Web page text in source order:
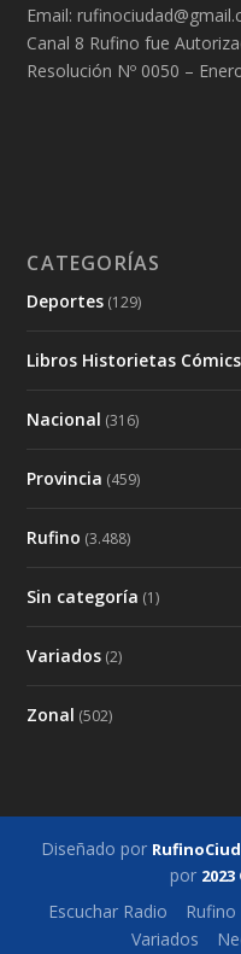
Email:
Canal 8 Rufino fue
Resolución Nº 0050 –
CATEGORÍAS
Deportes (129)
Libros Historietas Cómics
Nacional (316)
Provincia (459)
Rufino (3.488)
Sin categoría (1)
Variados (2)
Zonal (502)
Diseñado por
por
Escuchar Radio Rufino
Variados